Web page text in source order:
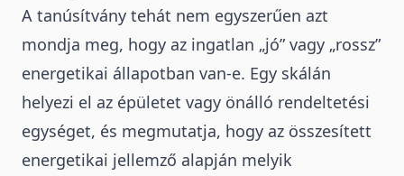
A tanúsítvány tehát nem egyszerűen azt
mondja meg, hogy az ingatlan „jó” vagy „rossz”
energetikai állapotban van-e. Egy skálán
helyezi el az épületet vagy önálló rendeltetési
egységet, és megmutatja, hogy az összesített
energetikai jellemző alapján melyik